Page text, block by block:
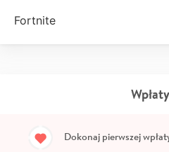
Fortnite
Dokonaj pierwszej